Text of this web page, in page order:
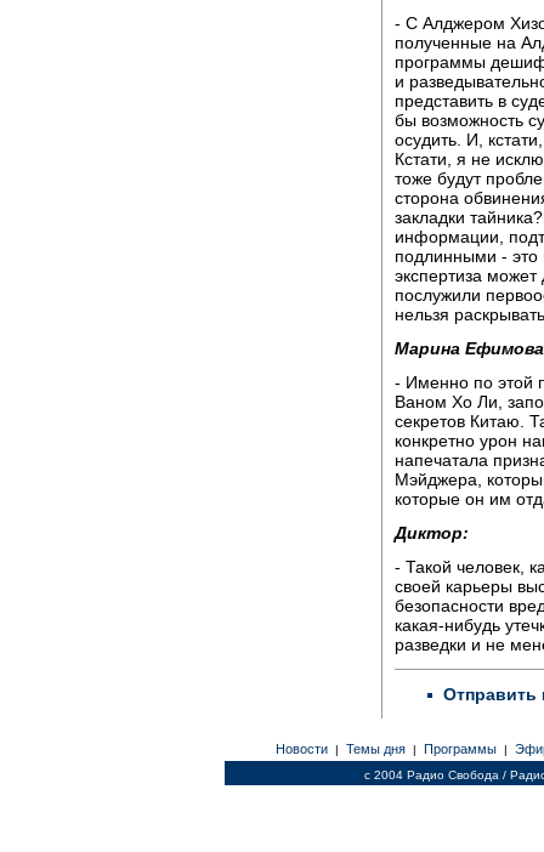
- С Алджером
полученные на
программы
и
представить в
бы возможность
осудить. И,
Кстати, я не
тоже будут
сторона
закладки
информации,
подлинными - это
экспертиза может
послужили
нельзя
Марина
- Именно по этой
Ваном Хо Ли,
секретов Китаю.
конкретно урон
напечатала
Мэйджера,
которые он им
Диктор:
- Такой человек,
своей карьеры
безопасности
какая-нибудь
разведки и не
Отправить
Новости | Темы дня | Программы |
c 2004 Радио Свобода /